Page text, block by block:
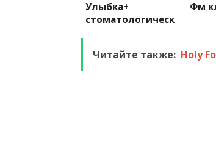
Улыбка+
стоматологическ
Фм
Читайте также: Holy